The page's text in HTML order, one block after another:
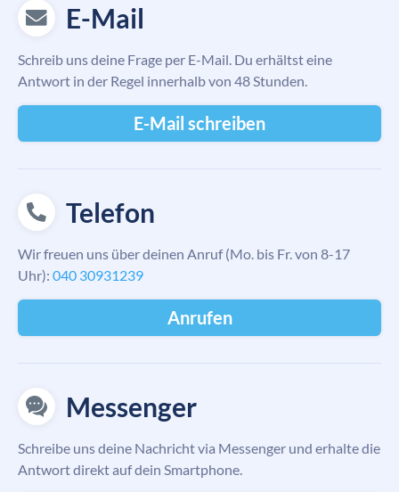
E-Mail
Schreib uns deine Frage per E-Mail. Du erhältst eine
Antwort in der Regel innerhalb von 48 Stunden.
E-Mail schreiben
Telefon
Wir freuen uns über deinen Anruf (Mo. bis Fr. von 8-17
Uhr): 040 30931239
Anrufen
Messenger
Schreibe uns deine Nachricht via Messenger und erhalte die
Antwort direkt auf dein Smartphone.